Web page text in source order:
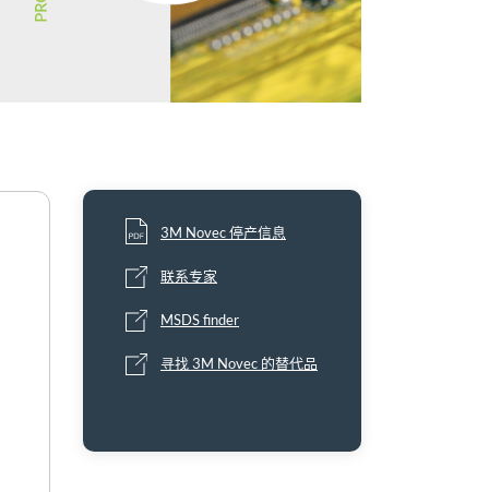
3M Novec 停产信息
联系专家
MSDS finder
寻找 3M Novec 的替代品